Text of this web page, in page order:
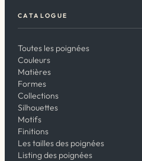
CATALOGUE
Toutes les poignées
Couleurs
Matières
Formes
Collections
Silhouettes
Motifs
Finitions
Les tailles des poignées
Listing des poignées